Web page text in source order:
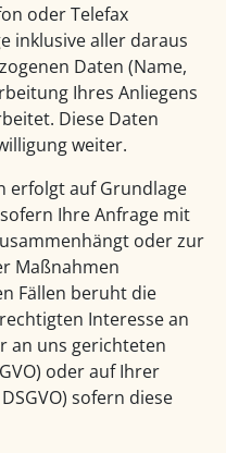
oder Telefax
inklusive aller daraus
Daten (Name,
Ihres Anliegens
Diese Daten
weiter.
erfolgt auf Grundlage
Ihre Anfrage mit
oder zur
Maßnahmen
Fällen beruht die
Interesse an
an uns gerichteten
oder auf Ihrer
sofern diese